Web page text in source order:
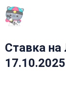
Ставка